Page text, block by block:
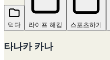
먹다 라이프 해킹 스포츠하기
타나카 카나